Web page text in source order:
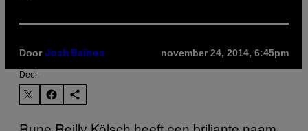
Door Josh Baines november 24, 2014, 6:45pm
Deel: